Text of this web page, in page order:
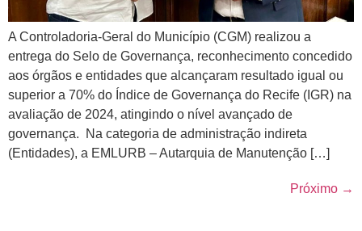
A Controladoria-Geral do Município (CGM) realizou a
entrega do Selo de Governança, reconhecimento concedido
aos órgãos e entidades que alcançaram resultado igual ou
superior a 70% do Índice de Governança do Recife (IGR) na
avaliação de 2024, atingindo o nível avançado de
governança. Na categoria de administração indireta
(Entidades), a EMLURB – Autarquia de Manutenção […]
Próximo →